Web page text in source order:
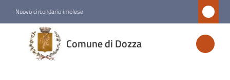
Nuovo circondario imolese
Comune di Dozza
Comune
di
Dozza